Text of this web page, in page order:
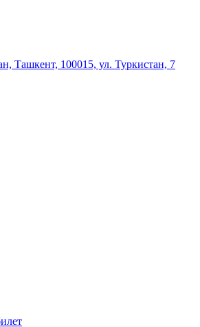
Ташкент, 100015, ул. Туркистан, 7